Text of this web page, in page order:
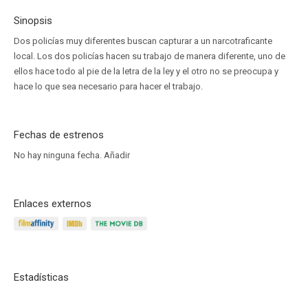
Sinopsis
Dos policías muy diferentes buscan capturar a un narcotraficante
local. Los dos policías hacen su trabajo de manera diferente, uno de
ellos hace todo al pie de la letra de la ley y el otro no se preocupa y
hace lo que sea necesario para hacer el trabajo.
Fechas de estrenos
No hay ninguna fecha. Añadir
Enlaces externos
Estadísticas